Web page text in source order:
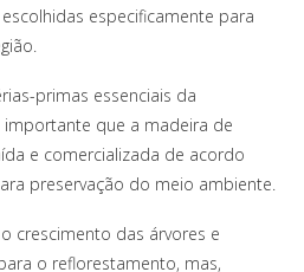
especificamente para
primas essenciais da
importante que a madeira de
e comercializada de acordo
preservação do meio ambiente.
crescimento das árvores e
o reflorestamento, mas,